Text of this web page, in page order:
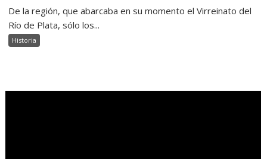
De la región, que abarcaba en su momento el Virreinato del
Río de Plata, sólo los...
Historia